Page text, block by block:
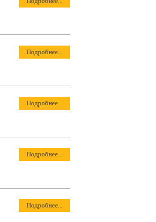
Подробнее...
Подробнее...
Подробнее...
Подробнее...